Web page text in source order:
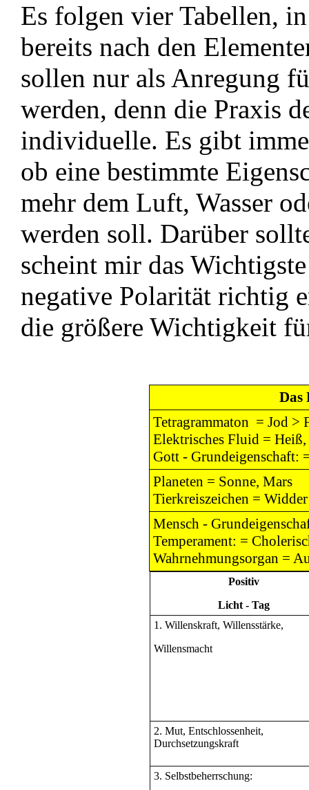
Es folgen vier Tabellen,
bereits nach den
sollen nur als Anregung
werden, denn die Praxis
individuelle. Es gibt
ob eine bestimmte
mehr dem Luft, Wasser
werden soll. Darüber
scheint mir das
negative Polarität richtig
die größere Wichtigkeit
Das
Tetragrammaton = Jod >
Elektrisches Fluid =
Gott -
Planeten = Sonne, Mars
Tierkreiszeichen =
Mensch -
Temperament: =
Wahrnehmungsorgan =
Positiv
Licht - Tag
1. Willenskraft, Willensstärke,
Willensmacht
2. Mut, Entschlossenheit,
Durchsetzungskraft
3. Selbstbeherrschung: